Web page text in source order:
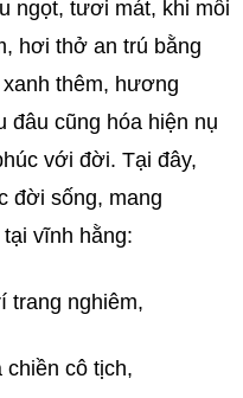
ngọt, tươi mát, khi mỗi
hơi thở an trú bằng
thêm, hương
đâu cũng hóa hiện nụ
với đời. Tại đây,
đời sống, mang
vĩnh hằng:
trang nghiêm,
chiền cô tịch,